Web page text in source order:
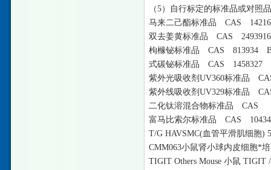
（5）自行标定的标准品或对照
马来二己酯标准品 CAS
双去姜黄标准品 CAS
枸橼铋标准品 CAS 813934
式碳铋标准品 CAS 1458327
紫外光吸收剂 UV360标准品
紫外线吸收剂 UV329标准品
二化钛溶混合物标准品 CAS
富马比索尔标准品 CAS
T/G HAVSMC(血管平滑肌细胞)
CMM063小鼠肾小球内皮细胞*
TIGIT Others Mouse 小鼠